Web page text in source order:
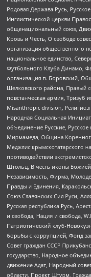
Родовая Держава Русь,
Инглистической церкви
общенациональный союз,
Кровь и Честь, О свободе
организация общественного
национальное единство,
Футбольного Клуба Динамо,
организация п. Боровский,
Щелковского района, Правый
повстанческая армия, Тризуб
Misanthropic division,
Народная Социальная
объединение Русские,
Мирмамеда, Община
Меджлис крымскотатарского
противодействии
Штольц, В честь иконы
Независимость, Фирма,
Правды и Единения,
Союз Славянских Сил Руси,
Русская республика Русь,
и свобода, Нация и свобода,
Патриотический клуб-
борьбы с коррупцией, Фонд
Совет граждан СССР
государство, Народное
движение Адат, Народный
области, Проект Штурм,